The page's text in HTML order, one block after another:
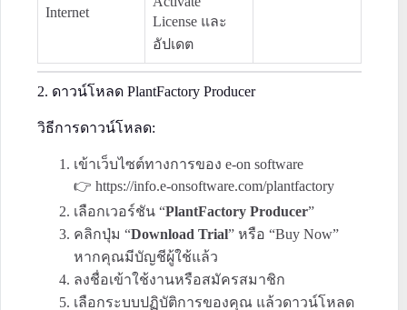
Internet
License และ
อัปเดต
2. ดาวน์โหลด PlantFactory Producer
วิธีการดาวน์โหลด:
เข้าเว็บไซต์ทางการของ e-on software
👉 https://info.e-onsoftware.com/plantfactory
เลือกเวอร์ชัน “PlantFactory Producer”
คลิกปุ่ม “Download Trial” หรือ “Buy Now”
หากคุณมีบัญชีผู้ใช้แล้ว
ลงชื่อเข้าใช้งานหรือสมัครสมาชิก
เลือกระบบปฏิบัติการของคุณ แล้วดาวน์โหลด